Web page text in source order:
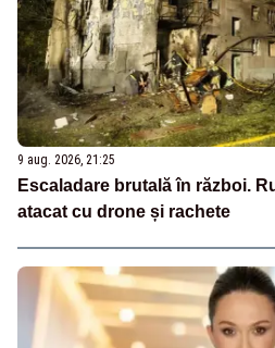
9 aug. 2026, 21:25
Escaladare brutală în război.
atacat cu drone și rachete